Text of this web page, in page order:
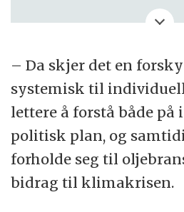
interessekonflikt basert
fjor.
De skriver at det er en
rettet mot ExxonMobil og
energiselskaper for å
Forskerne gjør det
– Da skjer det en
systemisk til
lettere å forstå både
politisk plan, og
forholde seg til
bidrag til klimakrisen.